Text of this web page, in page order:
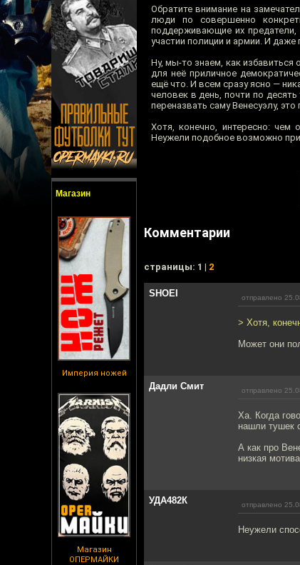
Магазин
Империя ножей
Магазин
ОПЕРМАЙКИ
Обратите внимание на
люди по совершенно
поддерживающие их предатели,
участии полиции и армии. И даже
Ну, мы-то знаем, как избавиться
для неё приличное
ещё что. И всем сразу ясно —
человек в день, почти по
переназвать саму Венесуэлу,
Хотя, конечно, интересно:
Неужели подобное возможно
Комментарии
cтраницы: 1 | 2
SHOEI отправлено
> Хотя,
Может они
Дадли Смит отправлено
Ха. Когда
нашли тушек
А как про
низкая
УДА482К отправлено
Неужели